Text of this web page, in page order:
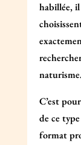
habillée, il
naturisme.
C’est
de ce
format